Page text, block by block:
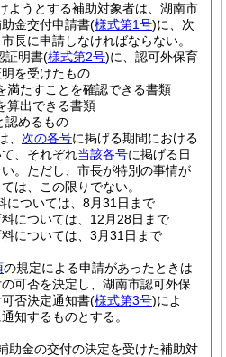
ようとする補助対象者は、湖南市
金交付申請書(様式第1号)に、次
長に申請しなければならない。
証明書(様式第2号)に、認可外保育
を受けたもの
満たすことを確認できる書類
算出できる書類
認めるもの
、 次の各号に掲げる期間における
、それぞれ当該各号に掲げる日
。 ただし、市長が特別の事情が
は、この限りでない。
については、8月31日まで
については、12月28日まで
については、3月31日まで
の規定による申請があったときは
可否を決定し、湖南市認可外保
否決定通知書(様式第3号)によ
知するものとする。
助金の交付の決定を受けた補助対